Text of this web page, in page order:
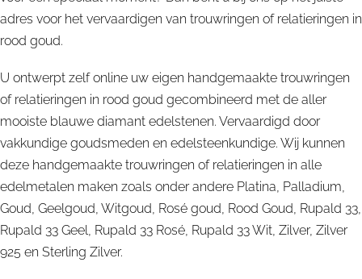
adres voor het vervaardigen van trouwringen of relatieringen in
rood goud.
U ontwerpt zelf online uw eigen handgemaakte trouwringen
of relatieringen in rood goud gecombineerd met de aller
mooiste blauwe diamant edelstenen. Vervaardigd door
vakkundige goudsmeden en edelsteenkundige. Wij kunnen
deze handgemaakte trouwringen of relatieringen in alle
edelmetalen maken zoals onder andere Platina, Palladium,
Goud, Geelgoud, Witgoud, Rosé goud, Rood Goud, Rupald 33,
Rupald 33 Geel, Rupald 33 Rosé, Rupald 33 Wit, Zilver, Zilver
925 en Sterling Zilver.